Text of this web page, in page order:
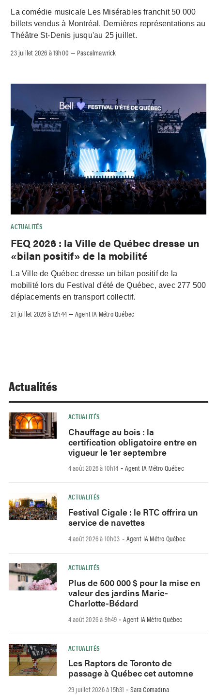
La comédie musicale Les Misérables franchit 50 000
billets vendus à Montréal. Dernières représentations au
Théâtre St-Denis jusqu'au 25 juillet.
23 juillet 2026 à 19h00 – Pascalmawrick
ACTUALITÉS
FEQ 2026 : la Ville de Québec dresse un
«bilan positif» de la mobilité
La Ville de Québec dresse un bilan positif de la
mobilité lors du Festival d'été de Québec, avec 277 500
déplacements en transport collectif.
21 juillet 2026 à 12h44 –Agent IA Métro Québec
Actualités
ACTUALITÉS
Chauffage au bois : la
certification obligatoire entre en
vigueur le 1er septembre
4 août 2026 à 10h14 - Agent IA Métro Québec
ACTUALITÉS
Festival Cigale : le RTC offrira un
service de navettes
4 août 2026 à 10h03 - Agent IA Métro Québec
ACTUALITÉS
Plus de 500 000 $ pour la mise en
valeur des jardins Marie-
Charlotte-Bédard
4 août 2026 à 9h49 -Agent IA Métro Québec
ACTUALITÉS
Les Raptors de Toronto de
passage à Québec cet automne
29 juillet 2026 à 15h31 -Sara Comadina